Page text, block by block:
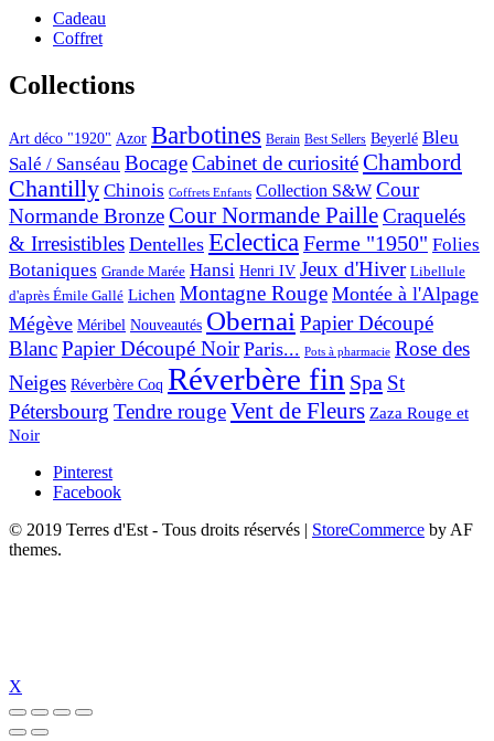
Cadeau
Coffret
Collections
Art déco "1920" Azor Barbotines Berain Best Sellers Beyerlé Bleu
Salé / Sanséau BocageCabinet de curiositéChambord
Chantilly Chinois Coffrets Enfants Collection S&W Cour
Normande BronzeCour Normande PailleCraquelés
& Irresistibles Dentelles EclecticaFerme "1950" Folies
Botaniques Grande Marée Hansi Henri IV Jeux d'Hiver Libellule
d'après Émile Gallé Lichen Montagne Rouge Montée à l'Alpage
Mégève Méribel Nouveautés ObernaiPapier Découpé
BlancPapier Découpé Noir Paris... Pots à pharmacie Rose des
Neiges Réverbère Coq Réverbère fin Spa St
Pétersbourg Tendre rougeVent de Fleurs Zaza Rouge et
Noir
Pinterest
Facebook
© 2019 Terres d'Est - Tous droits réservés
StoreCommerce by AF
themes.
X